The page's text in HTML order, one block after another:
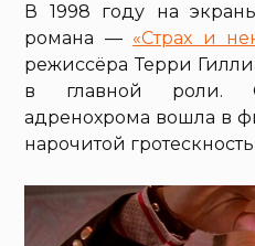
В 1998 году на
романа — «Страх и
режиссёра Терри
в главной роли.
адренохрома вошла в
нарочитой